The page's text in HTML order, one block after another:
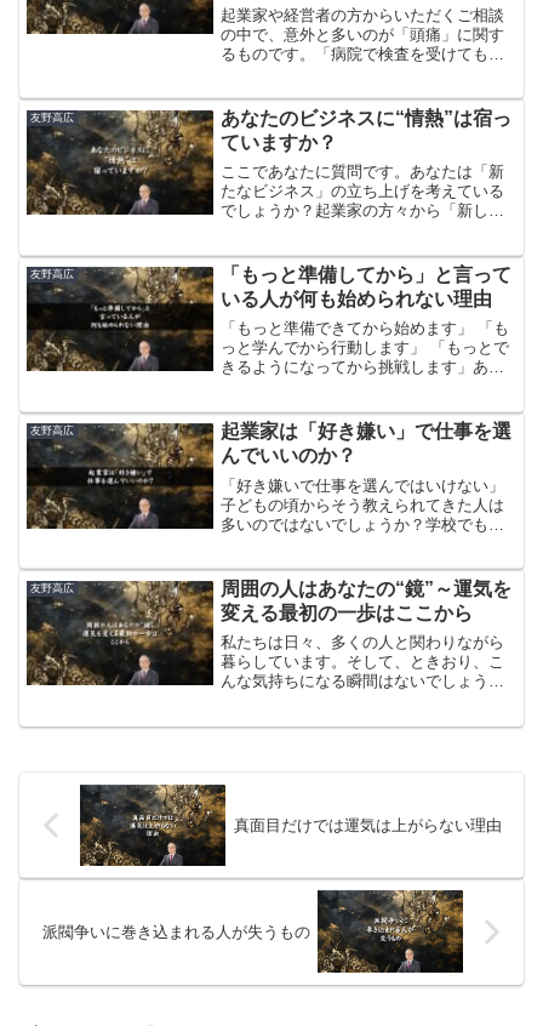
起業家や経営者の方からいただくご相談
の中で、意外と多いのが「頭痛」に関す
るものです。「病院で検査を受けても異
けでなく、首や肩も重だるい・・・」そ
んな声をよく耳にします。実は、このよ
うなケースの原因のひとつに“人の念”があ
ります。
友野高広
​​あなたのビジネスに“情熱”は宿っ
ていますか？
ここであなたに質問です。あなたは「新
たなビジネス」の立ち上げを考えている
でしょうか？起業家の方々から「新しい
いただく機会が増えています。そこで私
が必ずお尋ねすることがあります。それ
は「あなたがそのビジネスを選んだ基準
は何ですか？」という一点です。
友野高広
​​「もっと準備してから」と言って
いる人が何も始められない理由
「もっと準備できてから始めます」 「も
っと学んでから行動します」 「もっとで
きるようになってから挑戦します」あな
タントとして多くの起業家を視てきた経
験から、はっきりと言えることがありま
す。それは「もっと準備してから」と言
っている人は、一生何も始められませ
ん。
友野高広
​起業家は「好き嫌い」で仕事を選
んでいいのか？
「好き嫌いで仕事を選んではいけない」
子どもの頃からそう教えられてきた人は
多いのではないでしょうか？学校でも会
いを口にすることは、わがままだと言わ
れてきました。では、起業家もそれでい
いのでしょうか？その答えは「NO」で
す。
友野高広
​​周囲の人はあなたの“鏡”～運気を
変える最初の一歩はここから
私たちは日々、多くの人と関わりながら
暮らしています。そして、ときおり、こ
んな気持ちになる瞬間はないでしょう
に感じられたときは、一度立ち止まっ
て、あなた自身のエネルギー状態を振り
返ってみてください。
​​真面目だけでは運気は上がらない理由
​​派閥争いに巻き込まれる人が失うもの